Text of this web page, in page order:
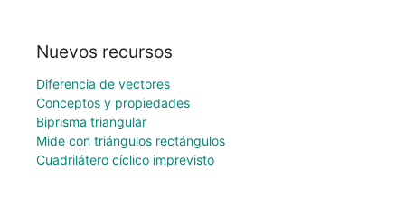
Nuevos recursos
Diferencia de vectores
Conceptos y propiedades
Biprisma triangular
Mide con triángulos rectángulos
Cuadrilátero cíclico imprevisto